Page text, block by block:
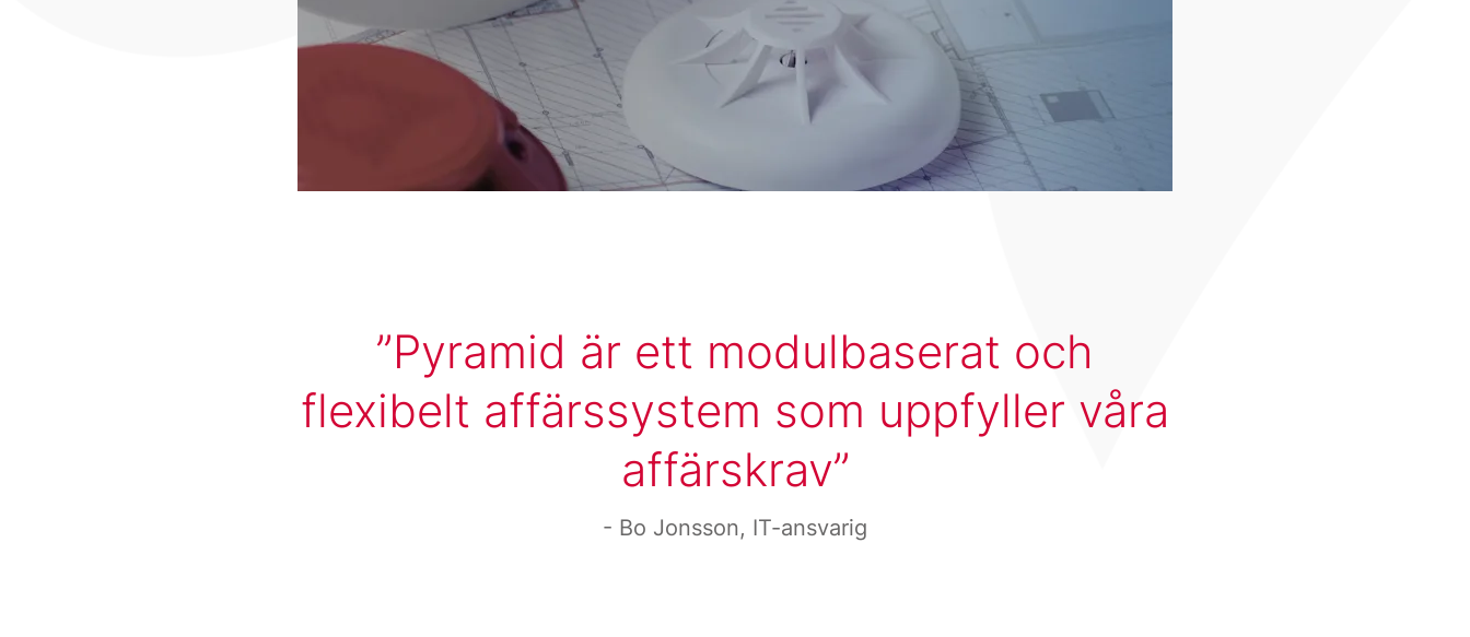
Pyramid är ett modulbaserat och
flexibelt affärssystem som uppfyller våra
affärskrav
Bo Jonsson, IT-ansvarig